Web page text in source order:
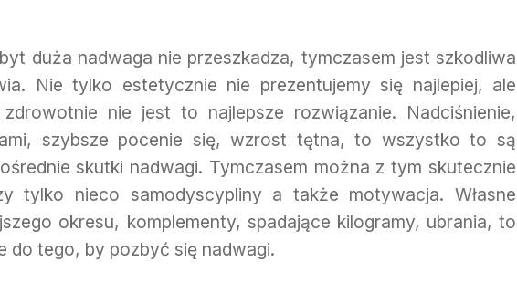
duża nadwaga nie przeszkadza, tymczasem jest szkodliwa
Nie tylko estetycznie nie prezentujemy się najlepiej, ale
nie jest to najlepsze rozwiązanie. Nadciśnienie,
szybsze pocenie się, wzrost tętna, to wszystko to są
skutki nadwagi. Tymczasem można z tym skutecznie
tylko nieco samodyscypliny a także motywacja. Własne
okresu, komplementy, spadające kilogramy, ubrania, to
do tego, by pozbyć się nadwagi.